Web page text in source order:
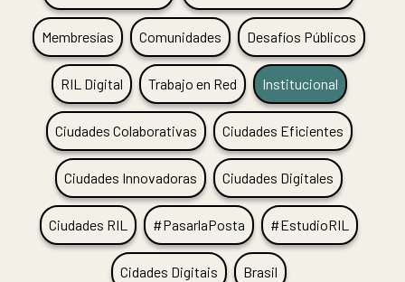
Membresías Comunidades Desafíos Públicos
RIL Digital Trabajo en Red Institucional
Ciudades Colaborativas Ciudades Eficientes
Ciudades Innovadoras Ciudades Digitales
Ciudades RIL #PasarlaPosta #EstudioRIL
Cidades Digitais Brasil